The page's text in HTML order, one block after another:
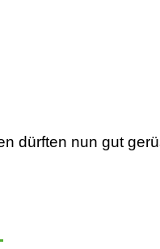
dürften nun gut